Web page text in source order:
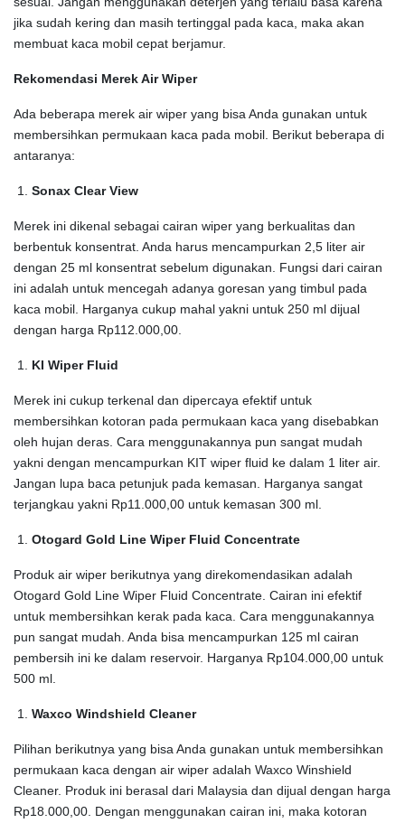
jika sudah kering dan masih tertinggal pada kaca, maka akan
membuat kaca mobil cepat berjamur.
Rekomendasi Merek Air Wiper
Ada beberapa merek air wiper yang bisa Anda gunakan untuk
membersihkan permukaan kaca pada mobil. Berikut beberapa di
antaranya:
Sonax Clear View
Merek ini dikenal sebagai cairan wiper yang berkualitas dan
berbentuk konsentrat. Anda harus mencampurkan 2,5 liter air
dengan 25 ml konsentrat sebelum digunakan. Fungsi dari cairan
ini adalah untuk mencegah adanya goresan yang timbul pada
kaca mobil. Harganya cukup mahal yakni untuk 250 ml dijual
dengan harga Rp112.000,00.
KI Wiper Fluid
Merek ini cukup terkenal dan dipercaya efektif untuk
membersihkan kotoran pada permukaan kaca yang disebabkan
oleh hujan deras. Cara menggunakannya pun sangat mudah
yakni dengan mencampurkan KIT wiper fluid ke dalam 1 liter air.
Jangan lupa baca petunjuk pada kemasan. Harganya sangat
terjangkau yakni Rp11.000,00 untuk kemasan 300 ml.
Otogard Gold Line Wiper Fluid Concentrate
Produk air wiper berikutnya yang direkomendasikan adalah
Otogard Gold Line Wiper Fluid Concentrate. Cairan ini efektif
untuk membersihkan kerak pada kaca. Cara menggunakannya
pun sangat mudah. Anda bisa mencampurkan 125 ml cairan
pembersih ini ke dalam reservoir. Harganya Rp104.000,00 untuk
500 ml.
Waxco Windshield Cleaner
Pilihan berikutnya yang bisa Anda gunakan untuk membersihkan
permukaan kaca dengan air wiper adalah Waxco Winshield
Cleaner. Produk ini berasal dari Malaysia dan dijual dengan harga
Rp18.000,00. Dengan menggunakan cairan ini, maka kotoran